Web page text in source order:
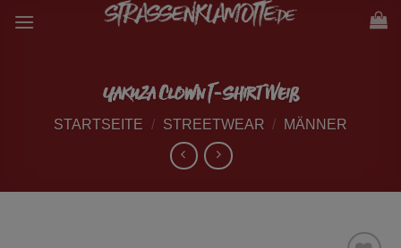
Inhalt
Yakuza Clown T-Shirt Weiß
STARTSEITE / STREETWEAR / MÄNNER